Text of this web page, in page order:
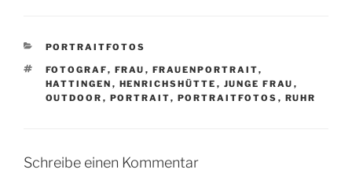
KATEGORIEN
PORTRAITFOTOS
SCHLAGWÖRTER
FOTOGRAF, FRAU , FRAUENPORTRAIT,
HATTINGEN , HENRICHSHÜTTE , JUNGE FRAU ,
OUTDOOR , PORTRAIT, PORTRAITFOTOS , RUHR
Schreibe einen Kommentar